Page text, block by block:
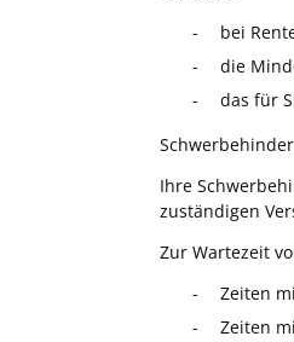
bei
die
das für
Ihre
zuständigen
Zur Wartezeit
Zeiten
Zeiten